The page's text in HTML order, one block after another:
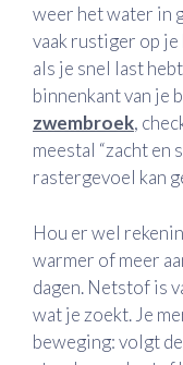
weer het water in
vaak rustiger op
als je snel last
binnenkant van je
zwembroek,
meestal “zacht
rastergevoel kan
Hou er wel
warmer of meer
dagen. Netstof is
wat je zoekt. Je
beweging: volgt